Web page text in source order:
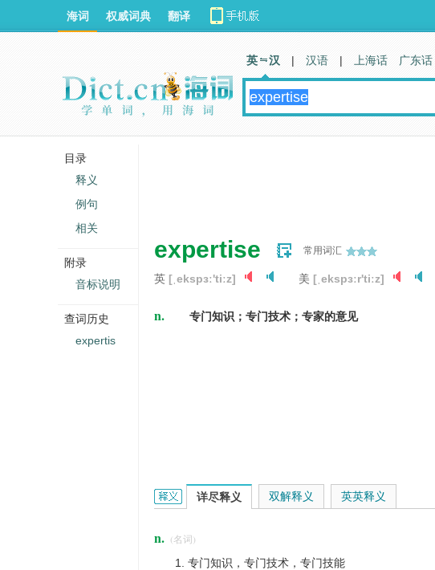
expertise 常用词汇
英 [ˌekspɜː'tiːz] 美 [ˌekspɜːr'tiːz]
n. 专门知识；专门技术；专家的意见
expertise的英文翻译是什么意思，词典释义与在线翻译：
详尽释义
n. (名词)
专门知识，专门技术，专门技能
双解释义 英英释义
海词 权威词典 翻译
英 汉 | 汉语 | 上海话 广东话
目录
释义
例句
相关
附录
音标说明
查词历史
expertis